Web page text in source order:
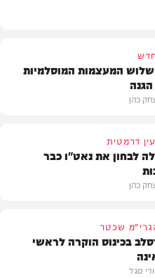
המעצמות המוסלמיות
כהן
דרמטית
לבחון את נאט"ו כבר
כהן
שכטר
בכינוס הוקרה לראשי
סגל